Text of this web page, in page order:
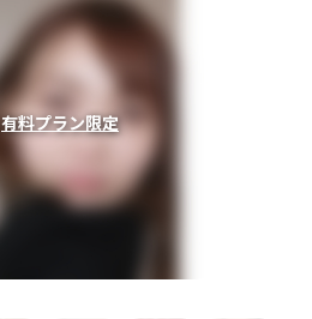
有料プラン限定